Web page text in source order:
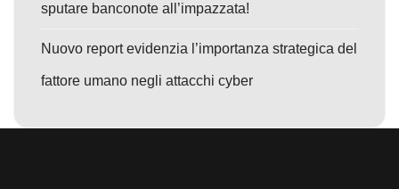
sputare banconote all’impazzata!
Nuovo report evidenzia l’importanza strategica del
fattore umano negli attacchi cyber